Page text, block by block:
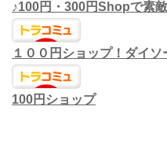
♪100円・300円Shopで素
１００円ショップ！ダイ
100円ショップ